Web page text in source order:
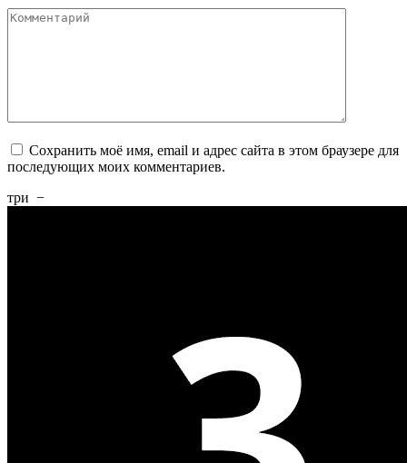
Комментарий
Сохранить моё имя, email и адрес сайта в этом браузере для
последующих моих комментариев.
три −